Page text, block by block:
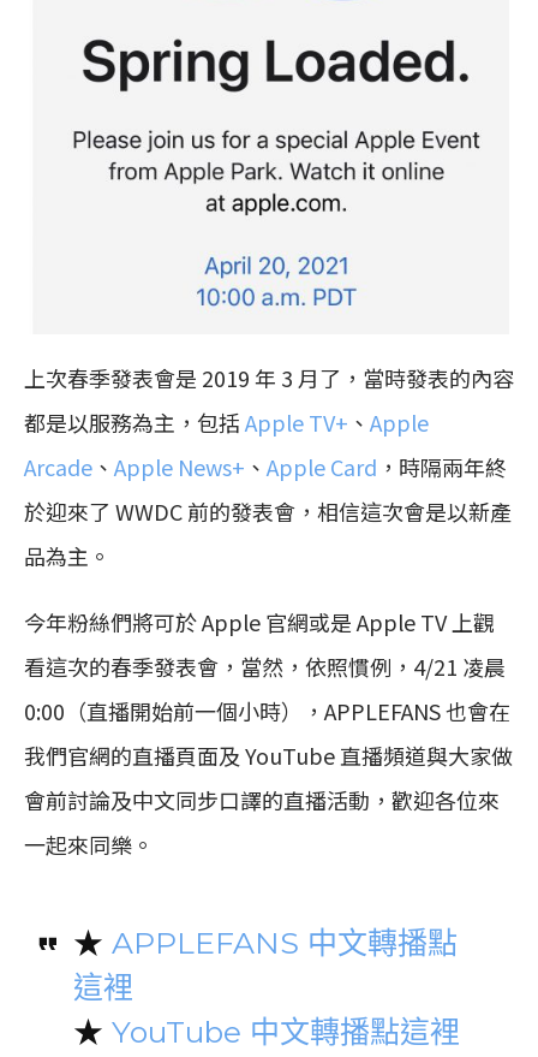
上次春季發表會是 2019 年 3 月了，當時發表的內容
都是以服務為主，包括Apple TV+ 、 Apple
Arcade 、 Apple News+ 、 Apple Card ，時隔兩年終
於迎來了 WWDC 前的發表會，相信這次會是以新產
品為主。
今年粉絲們將可於 Apple 官網或是 Apple TV 上觀
看這次的春季發表會，當然，依照慣例，4/21 凌晨
0:00（直播開始前一個小時），APPLEFANS 也會在
我們官網的直播頁面及 YouTube 直播頻道與大家做
會前討論及中文同步口譯的直播活動，歡迎各位來
一起來同樂。
★ APPLEFANS 中文轉播點
這裡
★ YouTube 中文轉播點這裡